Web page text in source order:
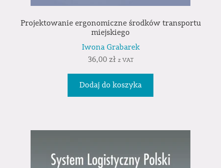
Projektowanie ergonomiczne środków transportu
miejskiego
Iwona Grabarek
36,00 zł z VAT
Dodaj do koszyka